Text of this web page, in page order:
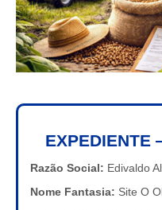
EXPEDIENTE
Razão Social: Edivaldo
Nome Fantasia: Site O